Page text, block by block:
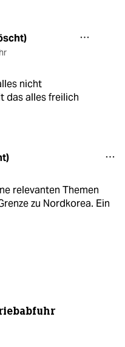
nicht
das alles freilich
relevanten Themen
zu Nordkorea. Ein